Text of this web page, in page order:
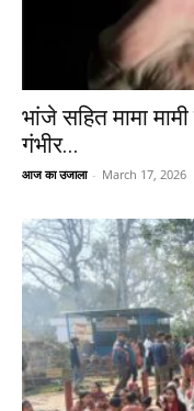
भांजे सहित मामा
गंभीर...
आज का उजाला - March 17, 2026